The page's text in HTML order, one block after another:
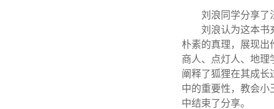
刘浪同学分享了
刘浪认为这本书
朴素的真理，展现出
商人、点灯人、地理
阐释了狐狸在其成长
中的重要性，教会小
中结束了分享。